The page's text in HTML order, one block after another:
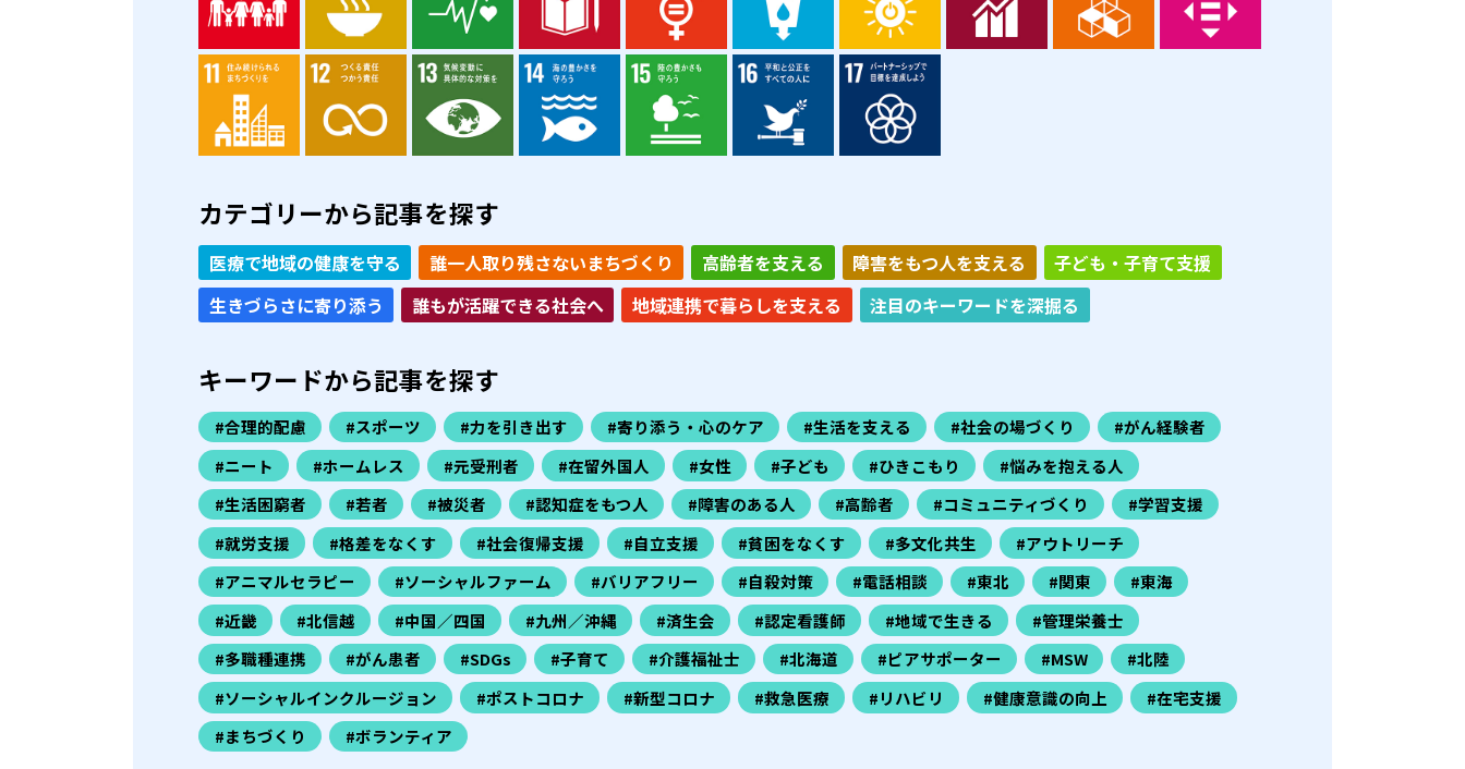
カテゴリーから記事を探す
医療で地域の健康を守る 誰一人取り残さないまちづくり 高齢者を支える 障害をもつ人を支える
子ども・子育て支援
生きづらさに寄り添う
誰もが活躍できる社会へ 地域連携で暮らしを支える 注目のキーワードを深掘る
キーワードから記事を探す
#合理的配慮 #スポーツ #力を引き出す #寄り添う・心のケア #生活を支える #社会の場づくり
#がん経験者
#ニート
#ホームレス #元受刑者 #在留外国人 #女性 #子ども #ひきこもり
#悩みを抱える人
#生活困窮者
#若者 #被災者 #認知症をもつ人 #障害のある人 #高齢者 #コミュニティづくり
#学習支援
#就労支援
#格差をなくす #社会復帰支援 #自立支援 #貧困をなくす #多文化共生
#アウトリーチ
#アニマルセラピー
#ソーシャルファーム #バリアフリー #自殺対策 #電話相談 #東北 #関東
#東海
#近畿
#北信越 #中国／四国 #九州／沖縄 #済生会 #認定看護師 #地域で生きる
#管理栄養士
#多職種連携
#がん患者 #SDGs #子育て #介護福祉士 #北海道 #ピアサポーター #MSW
#北陸
#ソーシャルインクルージョン
#ポストコロナ #新型コロナ #救急医療 #リハビリ #健康意識の向上
#在宅支援
#まちづくり
#ボランティア